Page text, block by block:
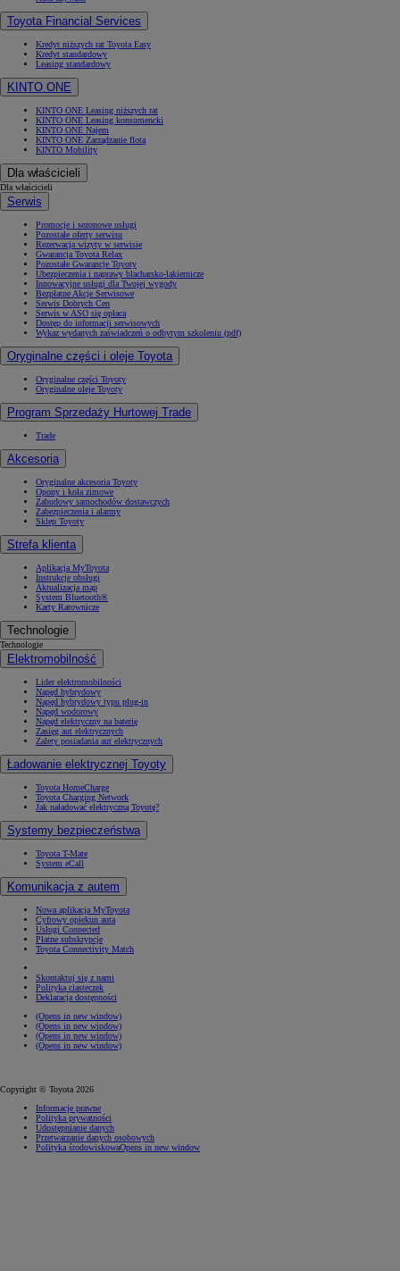
Toyota Financial Services
Kredyt niższych rat Toyota Easy
Kredyt standardowy
Leasing standardowy
KINTO ONE
KINTO ONE Leasing niższych rat
KINTO ONE Leasing konsumencki
KINTO ONE Najem
KINTO ONE Zarządzanie flotą
KINTO Mobility
Dla właścicieli
Dla właścicieli
Serwis
Promocje i sezonowe usługi
Pozostałe oferty serwisu
Rezerwacja wizyty w serwisie
Gwarancja Toyota Relax
Pozostałe Gwarancje Toyoty
Ubezpieczenia i naprawy blacharsko-lakiernicze
Innowacyjne usługi dla Twojej wygody
Bezpłatne Akcje Serwisowe
Serwis Dobrych Cen
Serwis w ASO się opłaca
Dostęp do informacji serwisowych
Wykaz wydanych zaświadczeń o odbytym szkoleniu (pdf)
Oryginalne części i oleje Toyota
Oryginalne części Toyoty
Oryginalne oleje Toyoty
Program Sprzedaży Hurtowej Trade
Trade
Akcesoria
Oryginalne akcesoria Toyoty
Opony i koła zimowe
Zabudowy samochodów dostawczych
Zabezpieczenia i alarmy
Sklep Toyoty
Strefa klienta
Aplikacja MyToyota
Instrukcje obsługi
Aktualizacja map
System Bluetooth®
Karty Ratownicze
Technologie
Technologie
Elektromobilność
Lider elektromobilności
Napęd hybrydowy
Napęd hybrydowy typu plug-in
Napęd wodorowy
Napęd elektryczny na baterię
Zasięg aut elektrycznych
Zalety posiadania aut elektrycznych
Ładowanie elektrycznej Toyoty
Toyota HomeCharge
Toyota Charging Network
Jak naładować elektryczną Toyotę?
Systemy bezpieczeństwa
Toyota T-Mate
System eCall
Komunikacja z autem
Nowa aplikacja MyToyota
Cyfrowy opiekun auta
Usługi Connected
Płatne subskrypcje
Toyota Connectivity Match
Skontaktuj się z nami
Polityka ciasteczek
Deklaracja dostępności
(Opens in new window)
(Opens in new window)
(Opens in new window)
(Opens in new window)
Copyright © Toyota 2026
Informacje prawne
Polityka prywatności
Udostępnianie danych
Przetwarzanie danych osobowych
Polityka środowiskowaOpens in new window